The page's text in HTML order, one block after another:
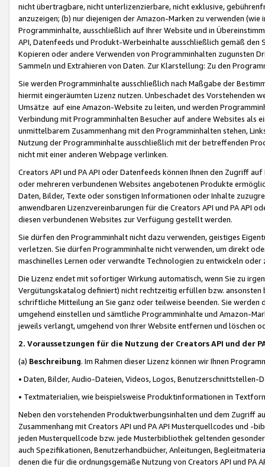
nicht übertragbare, nicht unterlizenzierbare, nicht exklusive,
anzuzeigen; (b) nur diejenigen der Amazon-Marken zu verwenden
Programminhalte, ausschließlich auf Ihrer Website und in
API, Datenfeeds und Produkt-Werbeinhalte ausschließlich gemäß
Kopieren oder andere Verwenden von Programminhalten zugunsten
Sammeln und Extrahieren von Daten. Zur Klarstellung: Zu den
Sie werden Programminhalte ausschließlich nach Maßgabe der
hiermit eingeräumten Lizenz nutzen. Unbeschadet des Vorstehenden
Umsätze auf eine Amazon-Website zu leiten, und werden
Verbindung mit Programminhalten Besucher auf andere Websites als
unmittelbarem Zusammenhang mit den Programminhalten stehen,
Nutzung der Programminhalte ausschließlich mit der betreffenden
nicht mit einer anderen Webpage verlinken.
Creators API und PA API oder Datenfeeds können Ihnen den Zugriff
oder mehreren verbundenen Websites angebotenen Produkte
Daten, Bilder, Texte oder sonstigen Informationen oder Inhalte
anwendbaren Lizenzvereinbarungen für die Creators API und PA API
diesen verbundenen Websites zur Verfügung gestellt werden.
Sie dürfen den Programminhalt nicht dazu verwenden, geistiges
verletzen. Sie dürfen Programminhalte nicht verwenden, um direkt
maschinelles Lernen oder verwandte Technologien zu entwickeln
Die Lizenz endet mit sofortiger Wirkung automatisch, wenn Sie zu
Vergütungskatalog definiert) nicht rechtzeitig erfüllen bzw. ansonsten
schriftliche Mitteilung an Sie ganz oder teilweise beenden. Sie werden
umgehend einstellen und sämtliche Programminhalte und Amazon-
jeweils verlangt, umgehend von Ihrer Website entfernen und löschen
2. Voraussetzungen für die Nutzung der Creators API und der
(a) Beschreibung. Im Rahmen dieser Lizenz können wir Ihnen
• Daten, Bilder, Audio-Dateien, Videos, Logos, Benutzerschnittstellen-
• Textmaterialien, wie beispielsweise Produktinformationen in
Neben den vorstehenden Produktwerbungsinhalten und dem Zugriff
Zusammenhang mit Creators API und PA API Musterquellcodes und
jeden Musterquellcode bzw. jede Musterbibliothek geltenden
auch Spezifikationen, Benutzerhandbücher, Anleitungen,
denen die für die ordnungsgemäße Nutzung von Creators API und PA